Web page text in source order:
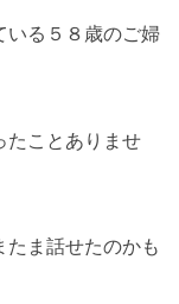
いる５８歳のご婦
たことありませ
たま話せたのかも